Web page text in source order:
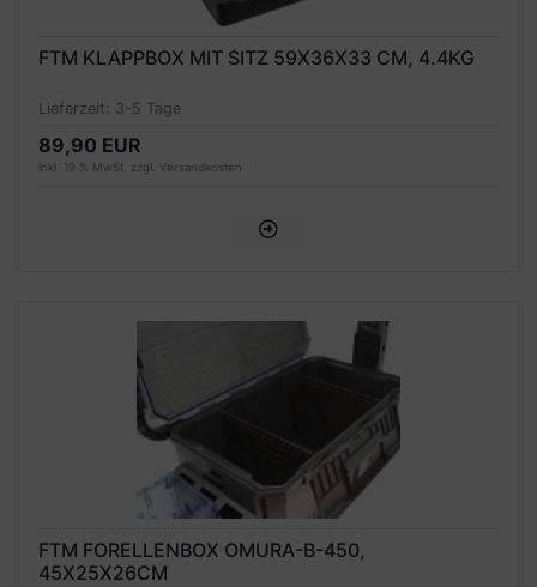
FTM KLAPPBOX MIT SITZ 59X36X33 CM, 4.4KG
Lieferzeit: 3-5 Tage
89,90 EUR
inkl. 19 % MwSt. zzgl. Versandkosten
FTM FORELLENBOX OMURA-B-450,
45X25X26CM